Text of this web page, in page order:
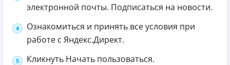
электронной почты. Подписаться на новости.
Ознакомиться и принять все условия при
работе с Яндекс.Директ.
Кликнуть Начать пользоваться.